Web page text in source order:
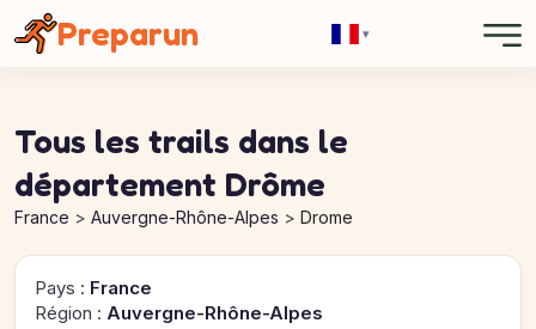
Preparun ▾
Tous les trails dans le
département Drôme
France Auvergne-Rhône-Alpes Drome
Pays : France
Région : Auvergne-Rhône-Alpes
Panneau de gestion des cookies